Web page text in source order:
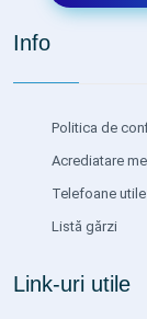
Info
Politica de
Acrediatare
Telefoane utile
Listă gărzi
Link-uri utile